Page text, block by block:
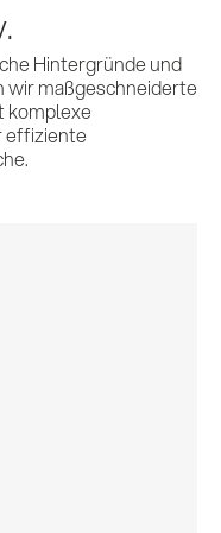
Hintergründe und
maßgeschneiderte
komplexe
effiziente